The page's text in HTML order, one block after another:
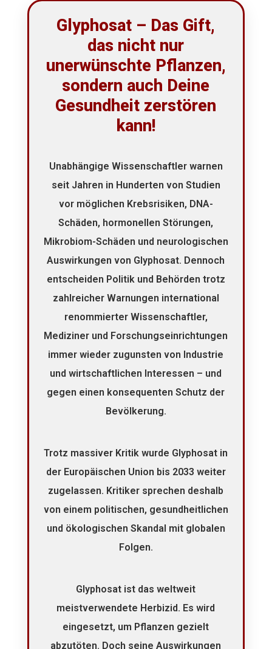
Glyphosat – Das Gift,
das nicht nur
unerwünschte Pflanzen,
sondern auch Deine
Gesundheit zerstören
kann!
Unabhängige Wissenschaftler warnen
seit Jahren in Hunderten von Studien
vor möglichen Krebsrisiken, DNA-
Schäden, hormonellen Störungen,
Mikrobiom-Schäden und neurologischen
Auswirkungen von Glyphosat. Dennoch
entscheiden Politik und Behörden trotz
zahlreicher Warnungen international
renommierter Wissenschaftler,
Mediziner und Forschungseinrichtungen
immer wieder zugunsten von Industrie
und wirtschaftlichen Interessen – und
gegen einen konsequenten Schutz der
Bevölkerung.
Trotz massiver Kritik wurde Glyphosat in
der Europäischen Union bis 2033 weiter
zugelassen. Kritiker sprechen deshalb
von einem politischen, gesundheitlichen
und ökologischen Skandal mit globalen
Folgen.
Glyphosat ist das weltweit
meistverwendete Herbizid. Es wird
eingesetzt, um Pflanzen gezielt
abzutöten. Doch seine Auswirkungen